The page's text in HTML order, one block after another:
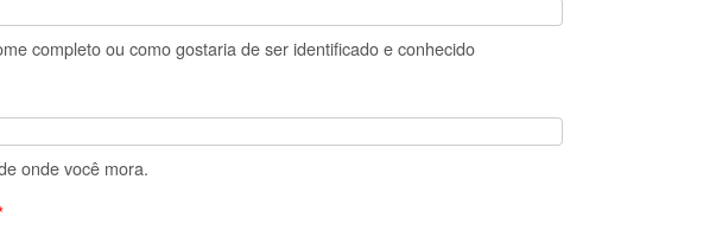
completo ou como gostaria de ser identificado e conhecido
onde você mora.